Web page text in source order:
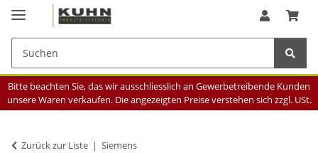
Bitte beachten Sie, das wir ausschliesslich an Gewerbetreibende Kunden
unsere Waren verkaufen. Die angezeigten Preise verstehen sich zzgl. USt.
Zurück zur Liste Siemens